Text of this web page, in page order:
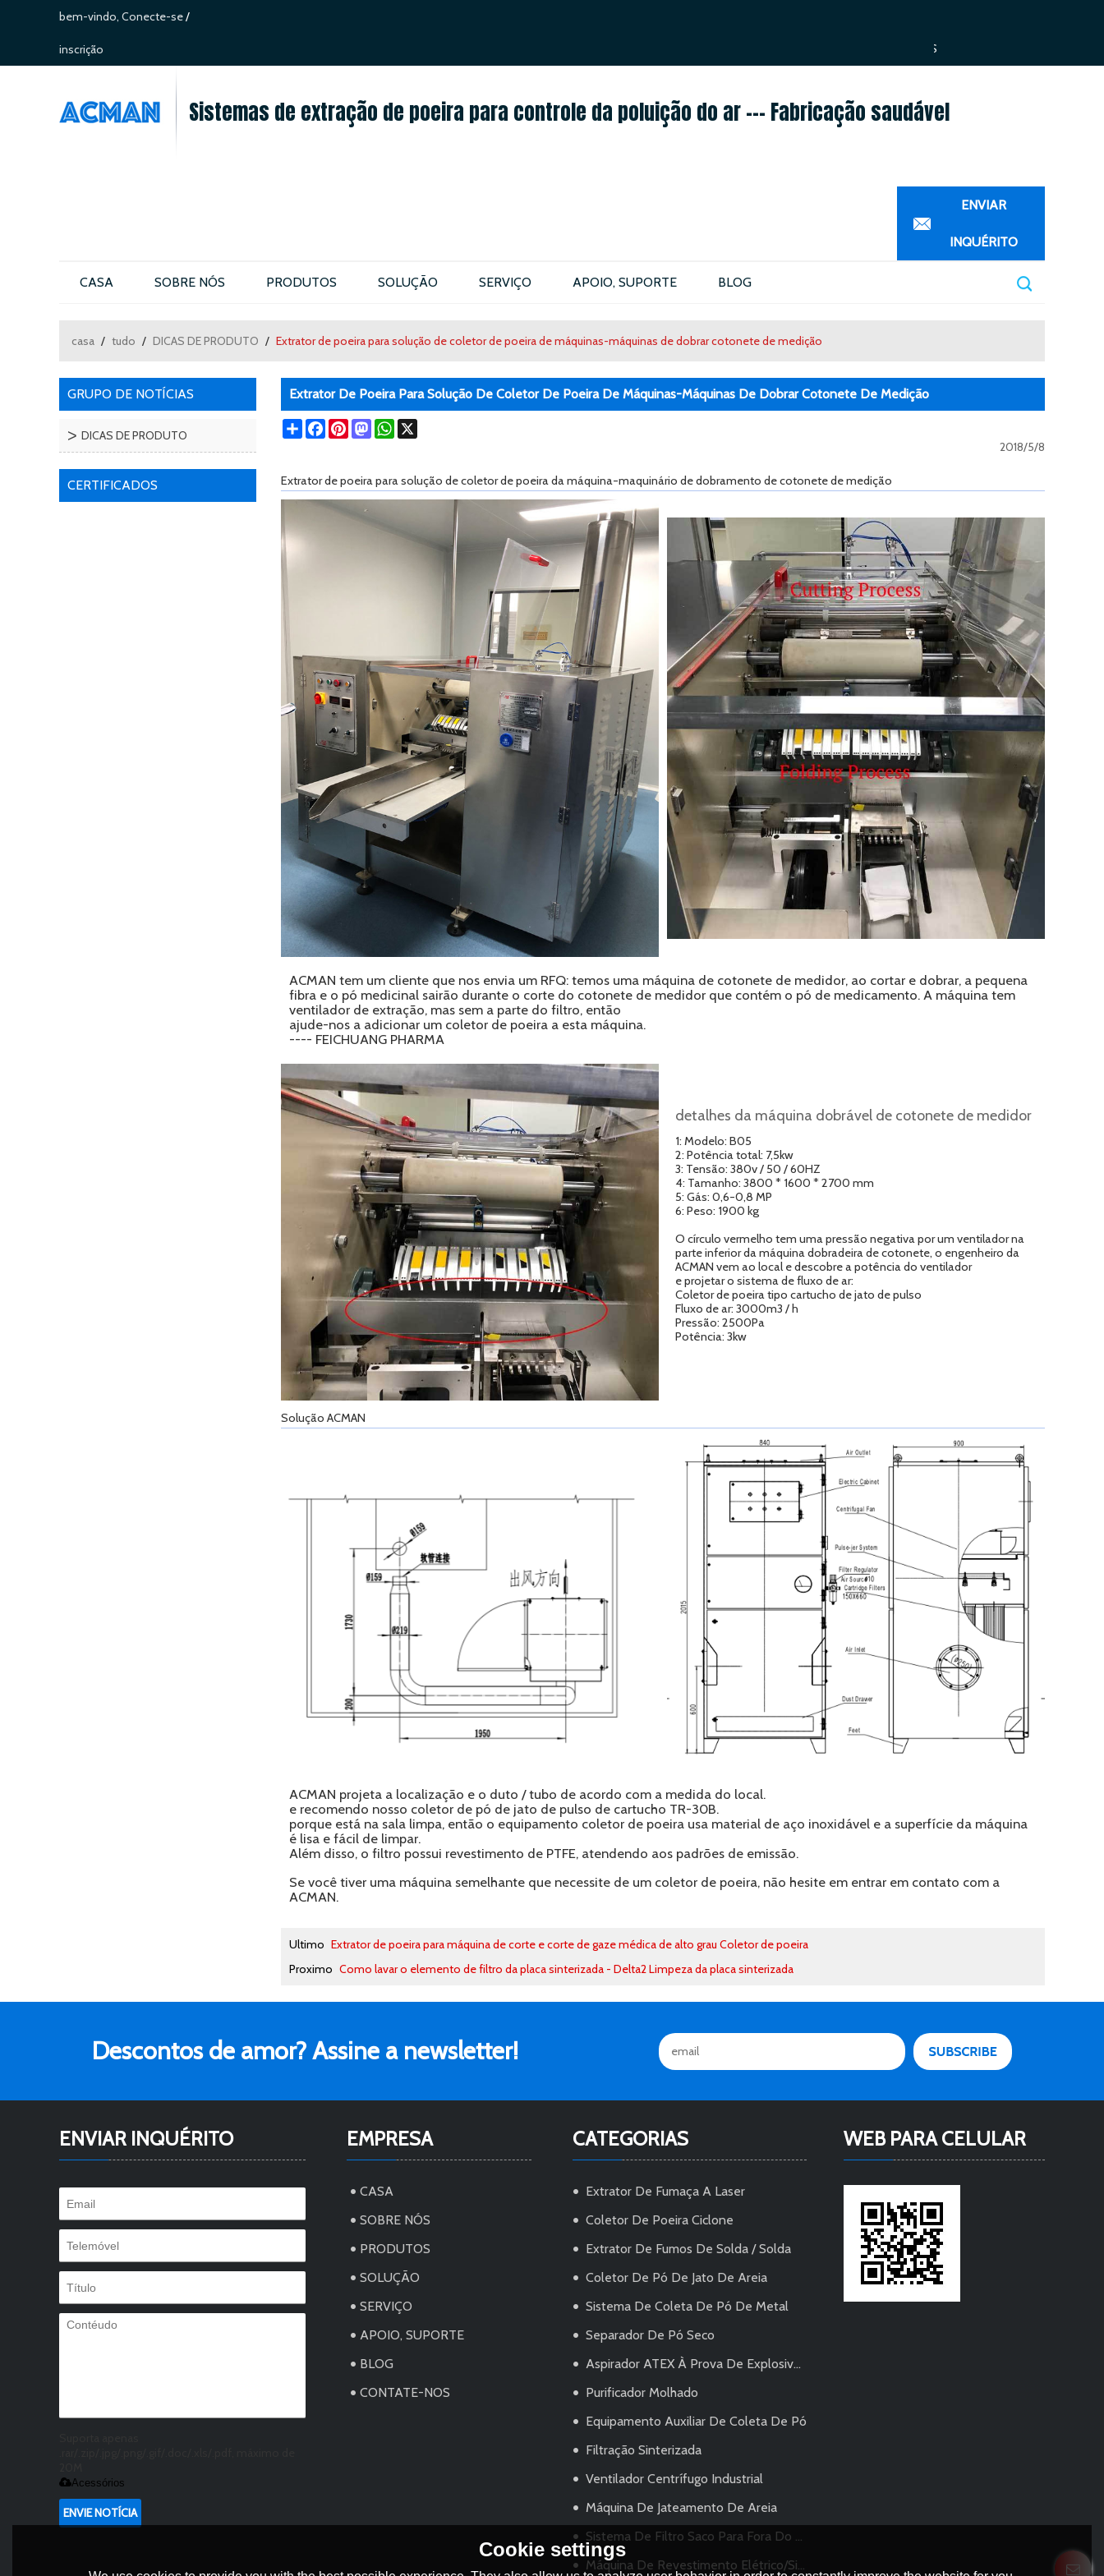
bem-vindo, Conecte-se/
inscrição PORTUGUÊS
Sistemas de extração de poeira para controle da poluição do ar --- Fabricação saudável
ENVIAR
INQUÉRITO
CASA SOBRE NÓS PRODUTOS SOLUÇÃO SERVIÇO APOIO, SUPORTE BLOG
casa / tudo / DICAS DE PRODUTO / Extrator de poeira para solução de coletor de poeira de máquinas-máquinas de dobrar cotonete de medição
GRUPO DE NOTÍCIAS
DICAS DE PRODUTO
CERTIFICADOS
Extrator De Poeira Para Solução De Coletor De Poeira De Máquinas-Máquinas De Dobrar Cotonete De Medição
ShareFacebookPinterestMastodonWhatsApp
2018/5/8
Extrator de poeira para solução de coletor de poeira da máquina-maquinário de dobramento de cotonete de medição
ACMAN tem um cliente que nos envia um RFQ: temos uma máquina de cotonete de medidor, ao cortar e dobrar, a pequena
fibra e o pó medicinal sairão durante o corte do cotonete de medidor que contém o pó de medicamento. A máquina tem
ventilador de extração, mas sem a parte do filtro, então
ajude-nos a adicionar um coletor de poeira a esta máquina.
---- FEICHUANG PHARMA
detalhes da máquina dobrável de cotonete de medidor
1: Modelo: B05
2: Potência total: 7,5kw
3: Tensão: 380v / 50 / 60HZ
4: Tamanho: 3800 * 1600 * 2700 mm
5: Gás: 0,6-0,8 MP
6: Peso: 1900 kg
O círculo vermelho tem uma pressão negativa por um ventilador na
parte inferior da máquina dobradeira de cotonete, o engenheiro da
ACMAN vem ao local e descobre a potência do ventilador
e projetar o sistema de fluxo de ar:
Coletor de poeira tipo cartucho de jato de pulso
Fluxo de ar: 3000m3 / h
Pressão: 2500Pa
Potência: 3kw
Solução ACMAN
ACMAN projeta a localização e o duto / tubo de acordo com a medida do local.
e recomendo nosso coletor de pó de jato de pulso de cartucho TR-30B.
porque está na sala limpa, então o equipamento coletor de poeira usa material de aço inoxidável e a superfície da máquina
é lisa e fácil de limpar.
Além disso, o filtro possui revestimento de PTFE, atendendo aos padrões de emissão.
Se você tiver uma máquina semelhante que necessite de um coletor de poeira, não hesite em entrar em contato com a
ACMAN.
Ultimo Extrator de poeira para máquina de corte e corte de gaze médica de alto grau Coletor de poeira
Proximo Como lavar o elemento de filtro da placa sinterizada - Delta2 Limpeza da placa sinterizada
Descontos de amor? Assine a newsletter!
ENVIAR INQUÉRITO
Acessórios
ENVIE NOTÍCIA
EMPRESA
CASA
SOBRE NÓS
PRODUTOS
SOLUÇÃO
SERVIÇO
APOIO, SUPORTE
BLOG
CONTATE-NOS
CATEGORIAS
Extrator De Fumaça A Laser
Coletor De Poeira Ciclone
Extrator De Fumos De Solda / Solda
Coletor De Pó De Jato De Areia
Sistema De Coleta De Pó De Metal
Separador De Pó Seco
Aspirador ATEX À Prova De Explosivos - Pneumático
Purificador Molhado
Equipamento Auxiliar De Coleta De Pó
Filtração Sinterizada
Ventilador Centrífugo Industrial
Máquina De Jateamento De Areia
Sistema De Filtro Saco Para Fora Do Saco
Máquina De Revestimento Elétrico/sistema De Pulverização Em Pó
WEB PARA CELULAR
Cookie settings